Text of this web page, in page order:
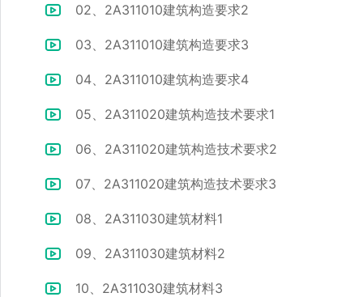
02、2A311010建筑构造要求2
03、2A311010建筑构造要求3
04、2A311010建筑构造要求4
05、2A311020建筑构造技术要求1
06、2A311020建筑构造技术要求2
07、2A311020建筑构造技术要求3
08、2A311030建筑材料1
09、2A311030建筑材料2
10、2A311030建筑材料3